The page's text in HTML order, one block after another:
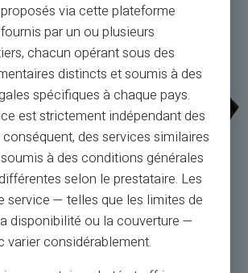
via cette plateforme
par un ou plusieurs
chacun opérant sous des
distincts et soumis à des
spécifiques à chaque pays.
est strictement indépendant des
conséquent, des services similaires
à des conditions générales
selon le prestataire. Les
service — telles que les limites de
disponibilité ou la couverture —
varier considérablement.